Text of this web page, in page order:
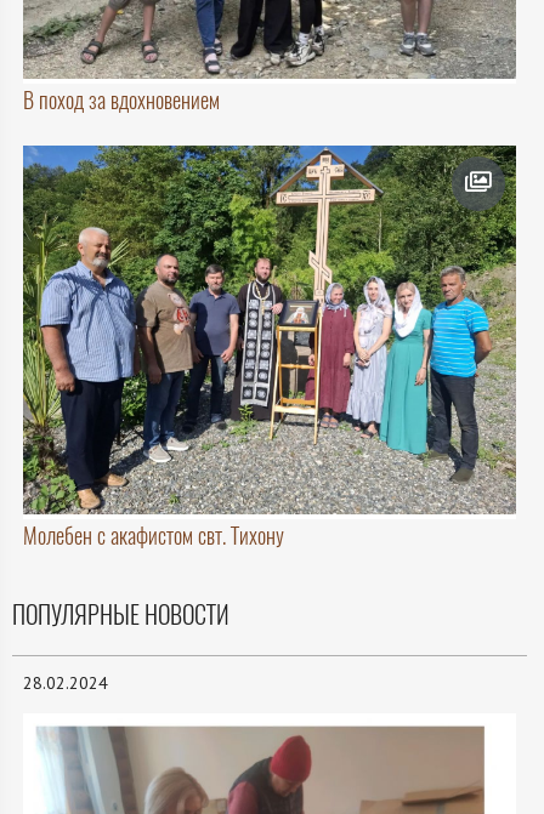
В поход за вдохновением
Молебен с акафистом свт. Тихону
ПОПУЛЯРНЫЕ НОВОСТИ
28.02.2024